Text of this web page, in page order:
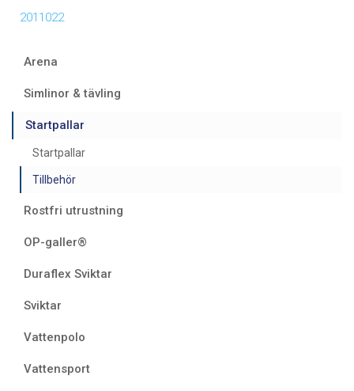
2011022
Arena
Simlinor & tävling
Startpallar
Startpallar
Tillbehör
Rostfri utrustning
OP-galler®
Duraflex Sviktar
Sviktar
Vattenpolo
Vattensport